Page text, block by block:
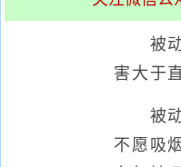
被动
害大于
被动
不愿吸